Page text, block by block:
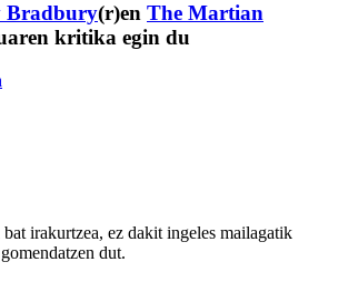
Bradbury(r)en The Martian
kritika egin du
irakurtzea, ez dakit ingeles mailagatik
dut.